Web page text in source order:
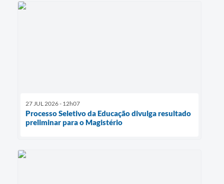
27 JUL 2026 - 12h07
Processo Seletivo da Educação divulga resultado
preliminar para o Magistério